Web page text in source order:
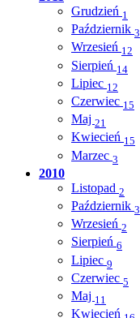
Grudzień 1
Październik 3
Wrzesień 12
Sierpień 14
Lipiec 12
Czerwiec 15
Maj 21
Kwiecień 15
Marzec 3
2010
Listopad 2
Październik 3
Wrzesień 2
Sierpień 6
Lipiec 9
Czerwiec 5
Maj 11
Kwiecień